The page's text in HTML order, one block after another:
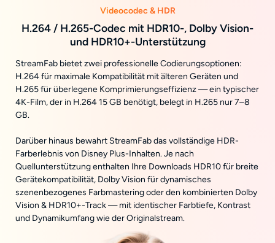
Videocodec & HDR
H.264 / H.265-Codec mit HDR10-, Dolby Vision-
und HDR10+-Unterstützung
StreamFab bietet zwei professionelle Codierungsoptionen:
H.264 für maximale Kompatibilität mit älteren Geräten und
H.265 für überlegene Komprimierungseffizienz — ein typischer
4K-Film, der in H.264 15 GB benötigt, belegt in H.265 nur 7–8
GB.
Darüber hinaus bewahrt StreamFab das vollständige HDR-
Farberlebnis von Disney Plus-Inhalten. Je nach
Quellunterstützung enthalten Ihre Downloads HDR10 für breite
Gerätekompatibilität, Dolby Vision für dynamisches
szenenbezogenes Farbmastering oder den kombinierten Dolby
Vision & HDR10+-Track — mit identischer Farbtiefe, Kontrast
und Dynamikumfang wie der Originalstream.